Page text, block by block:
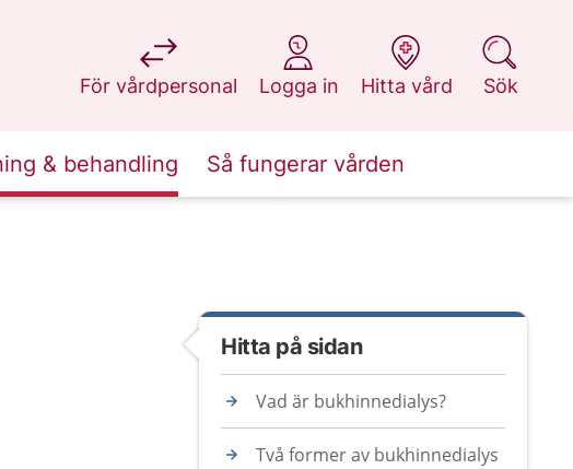
För vårdpersonal
på 1177.se
Logga in
på 1177.se
Hitta vård
på 1177.se
Sök
på 1177.se
& behandling Så fungerar vården
Hitta på sidan
Vad är bukhinnedialys?
Två former av bukhinnedialys